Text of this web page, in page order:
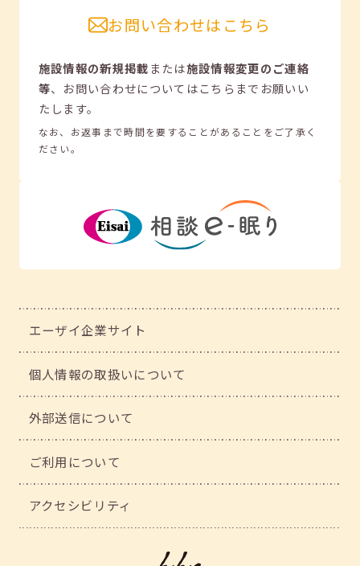
お問い合わせはこちら
施設情報の新規掲載または施設情報変更のご連絡
等、 お問い合わせについてはこちらまでお願いい
たします。
なお、お返事まで時間を要することがあることをご了承く
ださい。
エーザイ企業サイト
個人情報の取扱いについて
外部送信について
ご利用について
アクセシビリティ